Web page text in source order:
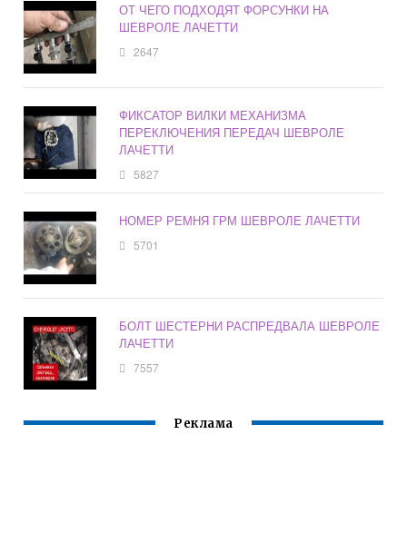
ОТ ЧЕГО ПОДХОДЯТ ФОРСУНКИ НА
ШЕВРОЛЕ ЛАЧЕТТИ
2647
ФИКСАТОР ВИЛКИ МЕХАНИЗМА
ПЕРЕКЛЮЧЕНИЯ ПЕРЕДАЧ ШЕВРОЛЕ
ЛАЧЕТТИ
5827
НОМЕР РЕМНЯ ГРМ ШЕВРОЛЕ ЛАЧЕТТИ
5701
БОЛТ ШЕСТЕРНИ РАСПРЕДВАЛА ШЕВРОЛЕ
ЛАЧЕТТИ
7557
Реклама